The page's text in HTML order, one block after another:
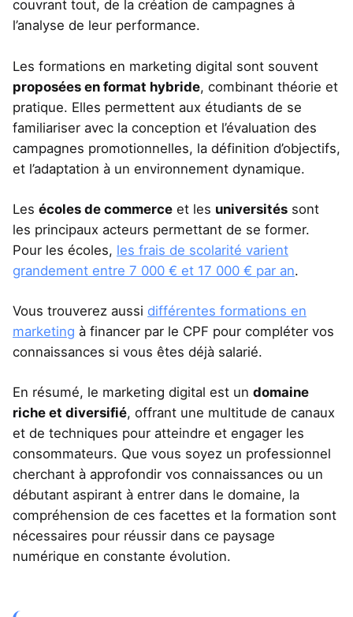
couvrant tout, de la création de campagnes à
l’analyse de leur performance.
Les formations en marketing digital sont souvent
proposées en format hybride, combinant théorie et
pratique. Elles permettent aux étudiants de se
familiariser avec la conception et l’évaluation des
campagnes promotionnelles, la définition d’objectifs,
et l’adaptation à un environnement dynamique.
Les écoles de commerce et les universités sont
les principaux acteurs permettant de se former.
Pour les écoles, les frais de scolarité varient
grandement entre 7 000 € et 17 000 € par an.
Vous trouverez aussi différentes formations en
marketing à financer par le CPF pour compléter vos
connaissances si vous êtes déjà salarié.
En résumé, le marketing digital est un domaine
riche et diversifié, offrant une multitude de canaux
et de techniques pour atteindre et engager les
consommateurs. Que vous soyez un professionnel
cherchant à approfondir vos connaissances ou un
débutant aspirant à entrer dans le domaine, la
compréhension de ces facettes et la formation sont
nécessaires pour réussir dans ce paysage
numérique en constante évolution.